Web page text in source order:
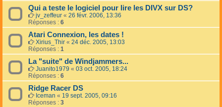
Qui a teste le logiciel pour lire les DIVX sur DS?
jv_zeffeur « 26 févr. 2006, 13:36
Réponses : 6
Atari Connexion, les dates !
Xirius_Thir « 24 déc. 2005, 13:03
Réponses : 1
La "suite" de Windjammers...
Juanito1979 « 03 oct. 2005, 18:24
Réponses : 6
Ridge Racer DS
Iceman « 19 sept. 2005, 09:16
Réponses : 3